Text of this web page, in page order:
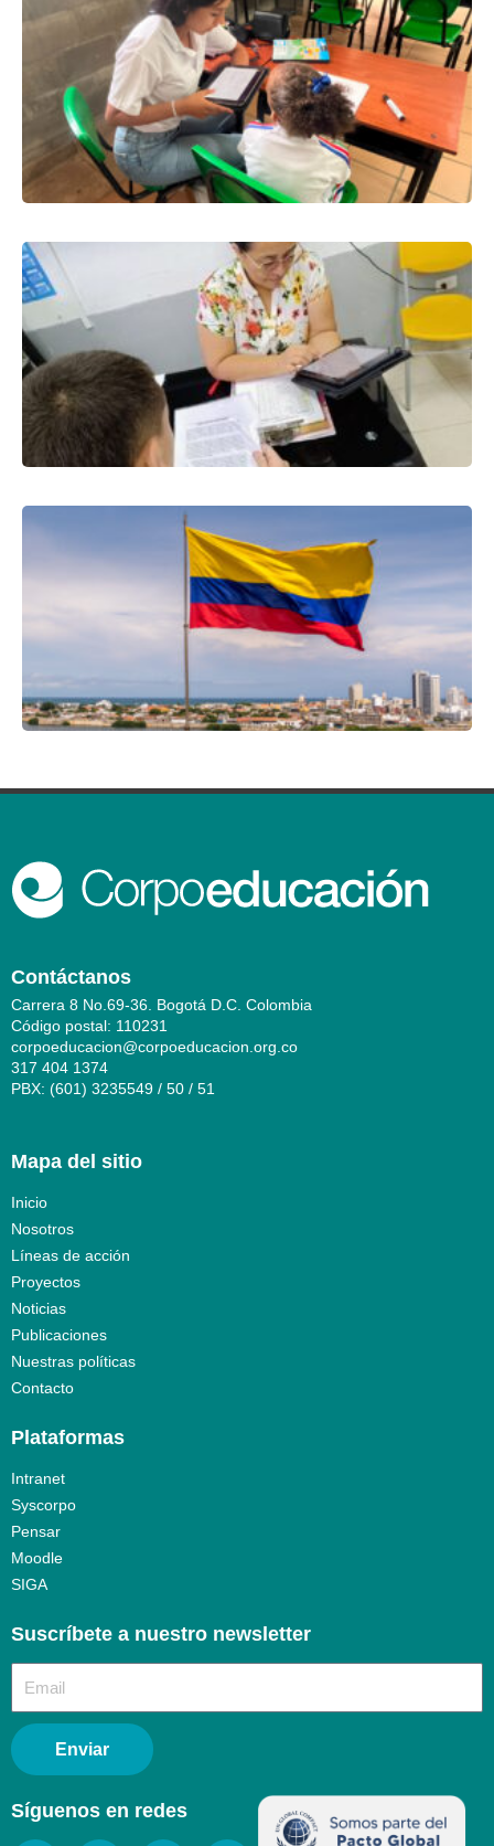
Contáctanos
Carrera 8 No.69-36. Bogotá D.C. Colombia
Código postal: 110231
corpoeducacion@corpoeducacion.org.co
317 404 1374
PBX: (601) 3235549 / 50 / 51
Mapa del sitio
Inicio
Nosotros
Líneas de acción
Proyectos
Noticias
Publicaciones
Nuestras políticas
Contacto
Plataformas
Intranet
Syscorpo
Pensar
Moodle
SIGA
Suscríbete a nuestro newsletter​
Enviar
Síguenos en redes